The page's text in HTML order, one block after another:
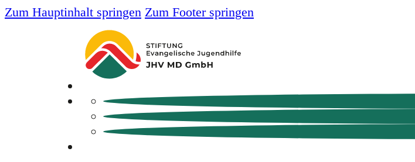
Zum Hauptinhalt springen Zum Footer springen